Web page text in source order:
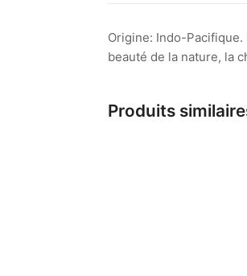
Origine: Indo-
beauté de la nature, la
Produits